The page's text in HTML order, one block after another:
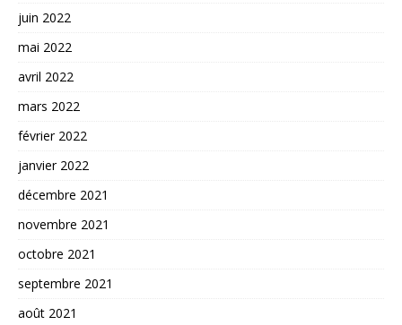
juin 2022
mai 2022
avril 2022
mars 2022
février 2022
janvier 2022
décembre 2021
novembre 2021
octobre 2021
septembre 2021
août 2021